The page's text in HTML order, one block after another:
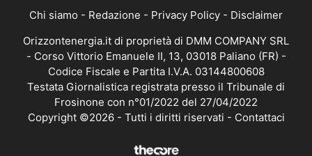
Chi siamo - Redazione - Privacy Policy - Disclaimer
Orizzontenergia.it di proprietà di DMM COMPANY SRL
- Corso Vittorio Emanuele II, 13, 03018 Paliano (FR) -
Codice Fiscale e Partita I.V.A. 03144800608
Testata Giornalistica registrata presso il Tribunale di
Frosinone con n°01/2022 del 27/04/2022
Copyright ©2026 - Tutti i diritti riservati - Contattaci